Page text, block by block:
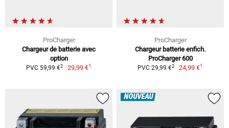
ProCharger
Chargeur de batterie avec
option
PVC 59,99 €2 29,99 €1
ProCharger
Chargeur batterie enfich.
ProCharger 600
PVC 29,99 €2 24,99 €1
NOUVEAU